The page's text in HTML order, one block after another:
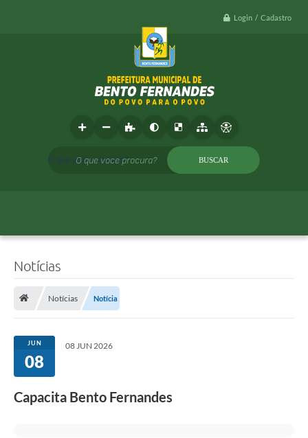
Login / Cadastro
O que voce procura?
Notícias
Notícias Notícia
JUN
08
08 JUN 2026
Capacita Bento Fernandes